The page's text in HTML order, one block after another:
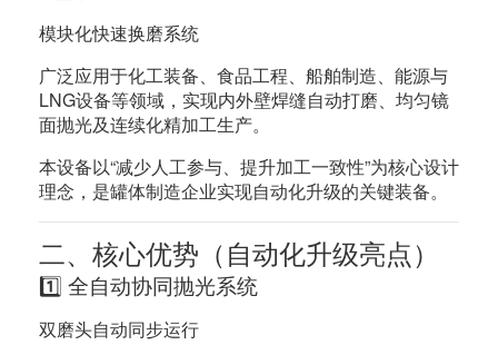
模块化快速换磨系统
广泛应用于化工装备、食品工程、船舶制造、能源与
LNG设备等领域，实现内外壁焊缝自动打磨、均匀镜
面抛光及连续化精加工生产。
本设备以“减少人工参与、提升加工一致性”为核心设计
理念，是罐体制造企业实现自动化升级的关键装备。
二、核心优势（自动化升级亮点）
1️⃣ 全自动协同抛光系统
双磨头自动同步运行